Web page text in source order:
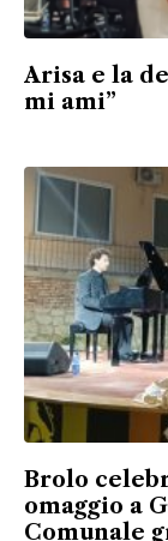
Arisa e la
mi ami”
Brolo
omaggio a
Comunale